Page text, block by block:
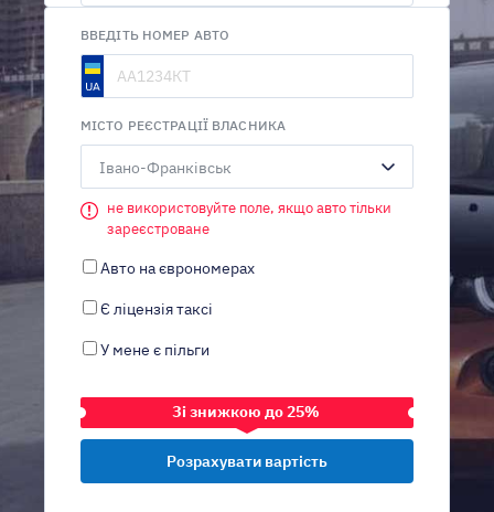
ВВЕДІТЬ НОМЕР АВТО
МІСТО РЕЄСТРАЦІЇ ВЛАСНИКА
Івано-Франківськ
не використовуйте поле, якщо авто тільки
зареєстроване
Авто на єврономерах
Є ліцензія таксі
У мене є пільги
Зі знижкою до 25%